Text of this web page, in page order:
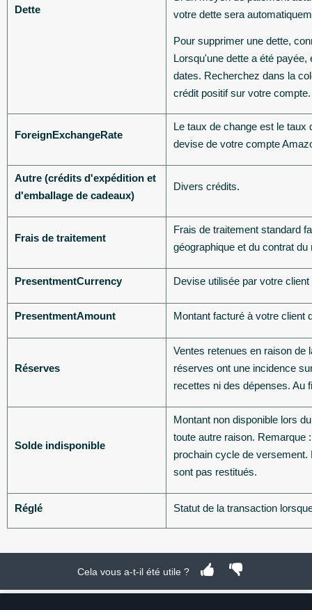
Dette
votre dette sera
Pour supprimer une dette,
Lorsqu'une dette a été
dates. Recherchez dans la
crédit positif sur votre compte.
ForeignExchangeRate
Le taux de change est le
devise de votre compte
Autre (crédits d'expédition et
d'emballage de cadeaux)
Divers crédits.
Frais de traitement
Frais de traitement standard
géographique et du contrat du
PresentmentCurrency Devise utilisée par votre
PresentmentAmount Montant facturé à votre client
Réserves
Ventes retenues en raison de
réserves ont une incidence
recettes ni des dépenses. Au
Solde indisponible
Montant non disponible lors
toute autre raison. Remarque
prochain cycle de
sont pas restitués.
Réglé Statut de la transaction
Cela vous a-t-il été utile ?